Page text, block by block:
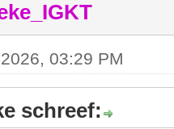
03:29 PM
schreef: